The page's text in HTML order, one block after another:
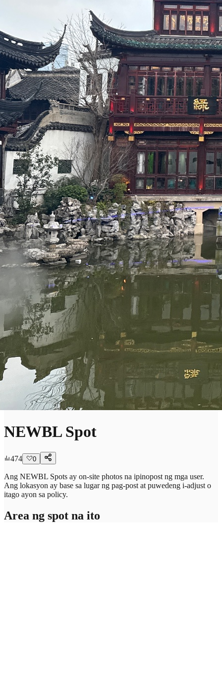
NEWBL Spot
474 0
Ang NEWBL Spots ay on-site photos na ipinopost ng mga user.
Ang lokasyon ay base sa lugar ng pag-post at puwedeng i-adjust o
itago ayon sa policy.
Area ng spot na ito